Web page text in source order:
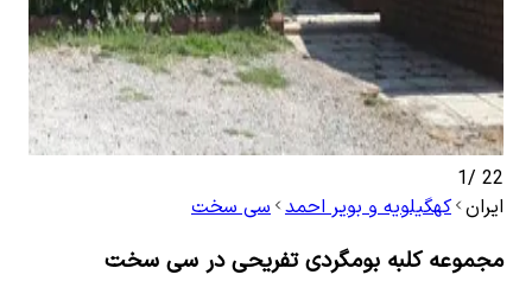
22
/
1
ایران کهگیلویه و بویر احمد سی سخت
مجموعه کلبه بومگردی تفریحی در سی سخت